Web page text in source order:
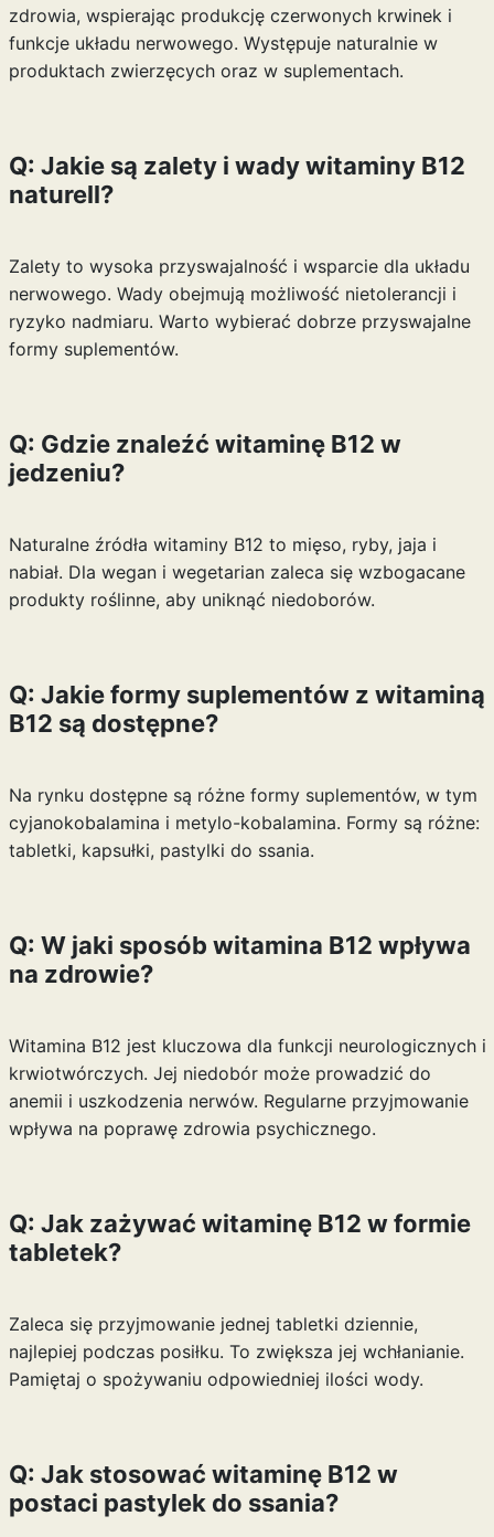
zdrowia, wspierając produkcję czerwonych krwinek i
funkcje układu nerwowego. Występuje naturalnie w
produktach zwierzęcych oraz w suplementach.
Q: Jakie są zalety i wady witaminy B12
naturell?
Zalety to wysoka przyswajalność i wsparcie dla układu
nerwowego. Wady obejmują możliwość nietolerancji i
ryzyko nadmiaru. Warto wybierać dobrze przyswajalne
formy suplementów.
Q: Gdzie znaleźć witaminę B12 w
jedzeniu?
Naturalne źródła witaminy B12 to mięso, ryby, jaja i
nabiał. Dla wegan i wegetarian zaleca się wzbogacane
produkty roślinne, aby uniknąć niedoborów.
Q: Jakie formy suplementów z witaminą
B12 są dostępne?
Na rynku dostępne są różne formy suplementów, w tym
cyjanokobalamina i metylo-kobalamina. Formy są różne:
tabletki, kapsułki, pastylki do ssania.
Q: W jaki sposób witamina B12 wpływa
na zdrowie?
Witamina B12 jest kluczowa dla funkcji neurologicznych i
krwiotwórczych. Jej niedobór może prowadzić do
anemii i uszkodzenia nerwów. Regularne przyjmowanie
wpływa na poprawę zdrowia psychicznego.
Q: Jak zażywać witaminę B12 w formie
tabletek?
Zaleca się przyjmowanie jednej tabletki dziennie,
najlepiej podczas posiłku. To zwiększa jej wchłanianie.
Pamiętaj o spożywaniu odpowiedniej ilości wody.
Q: Jak stosować witaminę B12 w
postaci pastylek do ssania?